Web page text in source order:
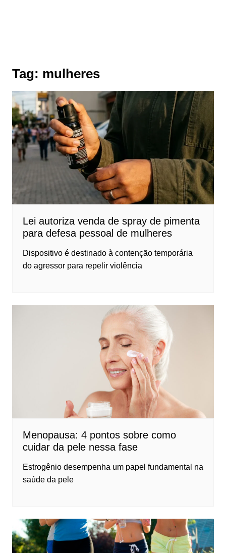
Tag: mulheres
Lei autoriza venda de spray de pimenta
para defesa pessoal de mulheres
Dispositivo é destinado à contenção temporária
do agressor para repelir violência
Menopausa: 4 pontos sobre como
cuidar da pele nessa fase
Estrogênio desempenha um papel fundamental na
saúde da pele